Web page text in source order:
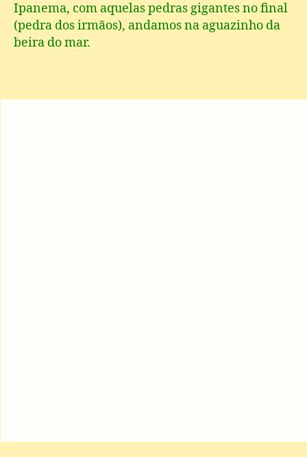
Ipanema, com aquelas pedras gigantes no final
(pedra dos irmãos), andamos na aguazinho da
beira do mar.